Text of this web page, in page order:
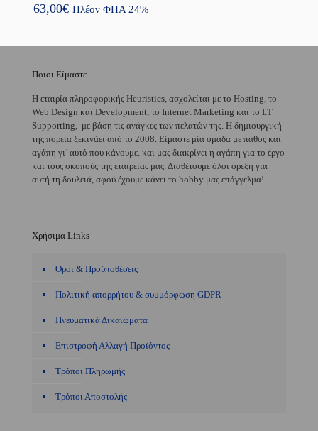
63,00€ Πλέον ΦΠΑ 24%
Ποιοι Είμαστε
H εταιρία πληροφορικής Heuristics, ασχολείται με το Hosting, το
Web Design και Development, το Internet Marketing και το I.T
Supporting, με βάση τις ανάγκες των πελατών της. Η δημιουργική
της πορεία ξεκινάει από το 2008. Είμαστε μία ομάδα με πάθος και
αγάπη γι’ αυτό που κάνουμε. και μας διακρίνει η αγάπη για το έργο
και τους σκοπούς της εταιρείας μας. Διαθέτουμε όλοι όρεξη για
αυτή τη δουλειά, αφού έχουμε κάνει το hobby μας επάγγελμα!
Χρήσιμα Links
Όροι & Προϋποθέσεις
Πολιτική απορρήτου & συμμόρφωση GDPR
Πνευματικά Δικαιώματα
Επιστροφή Αλλαγή Προϊόντος
Τρόποι Πληρωμής
Τρόποι Αποστολής